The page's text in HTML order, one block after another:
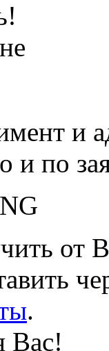
и
и по
от
.
Вас!